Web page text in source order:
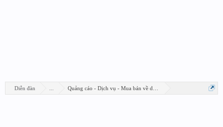
Diễn đàn Quảng cáo - Dịch vụ - Mua bán về design